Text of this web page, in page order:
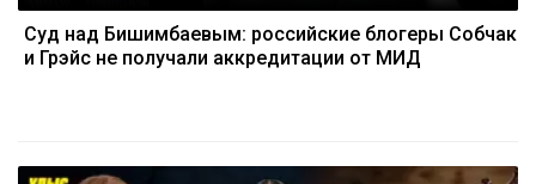
Суд над Бишимбаевым: российские блогеры Собчак
и Грэйс не получали аккредитации от МИД